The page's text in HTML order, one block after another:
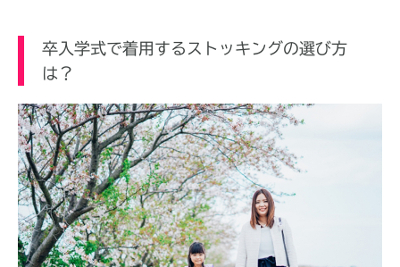
卒入学式で着用するストッキングの選び方
は？